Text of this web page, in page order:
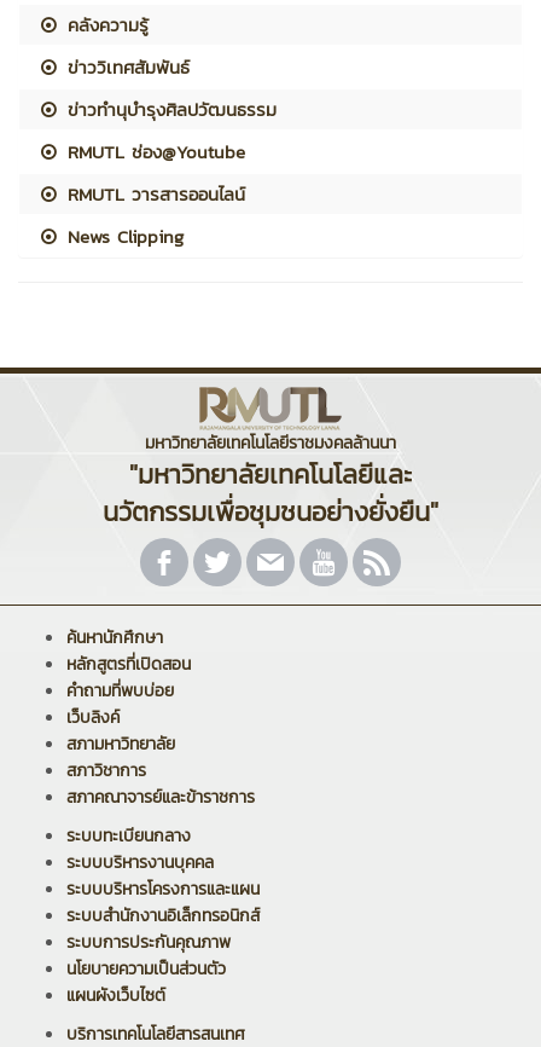
คลังความรู้
ข่าววิเทศสัมพันธ์
ข่าวทำนุบำรุงศิลปวัฒนธรรม
RMUTL ช่อง@Youtube
RMUTL วารสารออนไลน์
News Clipping
มหาวิทยาลัยเทคโนโลยีราชมงคลล้านนา
"มหาวิทยาลัยเทคโนโลยีและ
นวัตกรรมเพื่อชุมชนอย่างยั่งยืน"
ค้นหานักศึกษา
หลักสูตรที่เปิดสอน
คำถามที่พบบ่อย
เว็บลิงค์
สภามหาวิทยาลัย
สภาวิชาการ
สภาคณาจารย์และข้าราชการ
ระบบทะเบียนกลาง
ระบบบริหารงานบุคคล
ระบบบริหารโครงการและแผน
ระบบสำนักงานอิเล็กทรอนิกส์
ระบบการประกันคุณภาพ
นโยบายความเป็นส่วนตัว
แผนผังเว็บไซต์
บริการเทคโนโลยีสารสนเทศ